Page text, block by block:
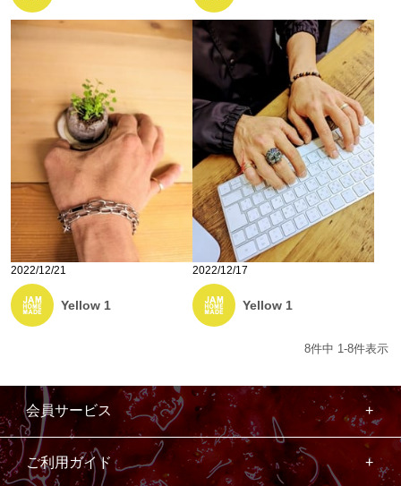
2022/12/21
Yellow 1
2022/12/17
Yellow 1
8件中 1 -8件表示
会員サービス
ご利用ガイド